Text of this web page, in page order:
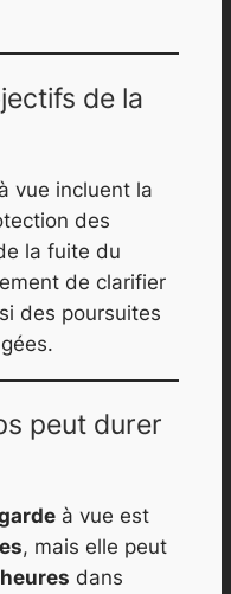
de la
vue incluent la
des
la fuite du
de clarifier
des poursuites
peut durer
à vue est
, mais elle peut
dans